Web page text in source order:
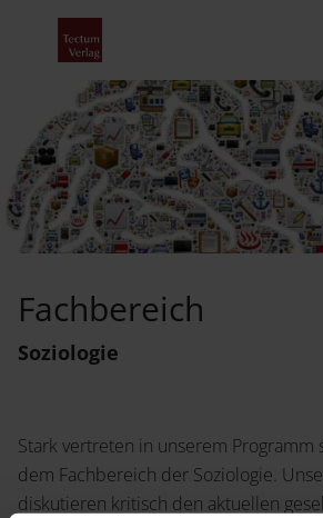
Der Verlag
Fachbereiche
Wissenschaftlich
Service
Kontakt
Fachbereich Soziologie
Fachbereich
Soziologie
Stark vertreten in unserem Programm
dem Fachbereich der Soziologie.
diskutieren kritisch den aktuellen